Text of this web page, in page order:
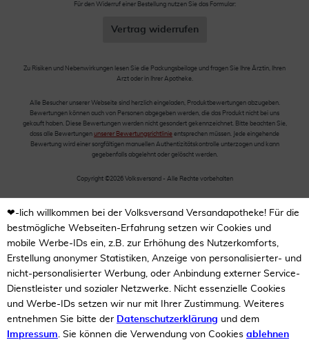
Für den Widerruf einer Bestellung nutzen Sie das Formular:
Vertrag widerrufen
Zu Risiken und Nebenwirkungen lesen Sie die Packungsbeilage und fragen Sie Ihre Ärztin, Ihren
Arzt oder in Ihrer Apotheke.
Alle Besucher unserer Webseite sind herzlich eingeladen, Produktbewertungen abzugeben.
Bewertungen können auch von Personen abgegeben werden, die das Produkt nicht bei uns
gekauft haben. Diese Bewertungen werden nicht gesondert gekennzeichnet. Bitte beachten Sie,
dass alle Bewertungen unserer Bewertungsrichtlinie entsprechen müssen. Jede eingehende
Bewertung wird einer sorgfältigen manuellen Authentizitätskontrolle unterzogen und kann
gegebenfalls abgelehnt oder gelöscht werden.
Copyright ©2026 Volksversand - Alle Rechte vorbehalten
❤-lich willkommen bei der Volksversand Versandapotheke! Für die
bestmögliche Webseiten-Erfahrung setzen wir Cookies und
mobile Werbe-IDs ein, z.B. zur Erhöhung des Nutzerkomforts,
Erstellung anonymer Statistiken, Anzeige von personalisierter- und
nicht-personalisierter Werbung, oder Anbindung externer Service-
Dienstleister und sozialer Netzwerke. Nicht essenzielle Cookies
und Werbe-IDs setzen wir nur mit Ihrer Zustimmung. Weiteres
entnehmen Sie bitte der Datenschutzerklärung und dem
Impressum. Sie können die Verwendung von Cookies ablehnen